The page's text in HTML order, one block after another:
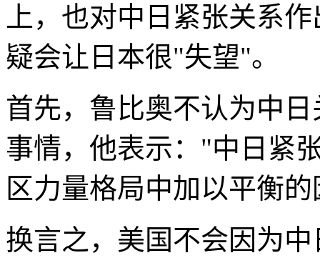
上，也对中日紧张关系
疑会让日本很"失望"。
首先，鲁比奥不认为中
事情，他表示："中日紧
区力量格局中加以平衡
换言之，美国不会因为